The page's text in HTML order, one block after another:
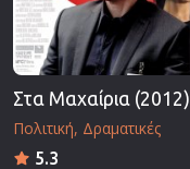
Στα Μαχαίρια (2012)
Πολιτική Δραματικές
5.3